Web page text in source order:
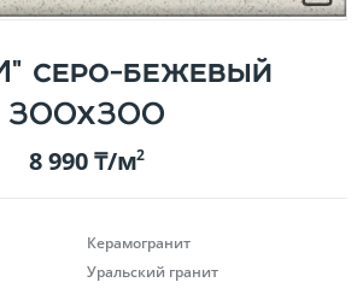
серо-бежевый
300х300
8 990 ₸/м2
Керамогранит
Уральский гранит